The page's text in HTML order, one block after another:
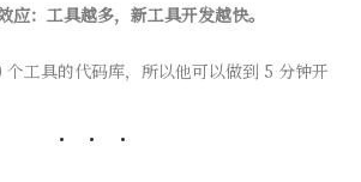
应：工具越多，新工具开发越快。
工具的代码库，所以他可以做到 5 分钟开